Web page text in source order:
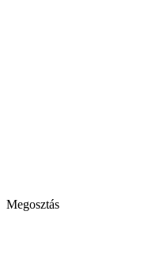
Megosztás